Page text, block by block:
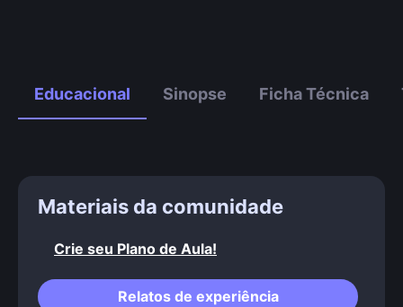
Educacional Sinopse Ficha Técnica
Materiais da comunidade
Crie seu Plano de Aula!
Relatos de experiência